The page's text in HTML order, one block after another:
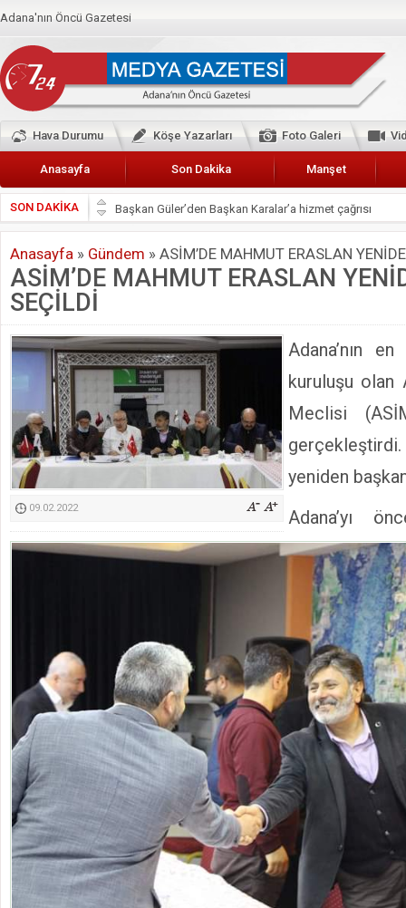
Adana'nın Öncü Gazetesi
Hava Durumu Köşe Yazarları Foto Galeri
Anasayfa Son Dakika Manşet
SON DAKİKA
Başkan Güler’den Başkan Karalar’a hizmet çağrısı
Lokantacılar ve Kebapçılar Esnaf Odası Başkanı Şefik
Hak-İş Abdurrahman Yücel
HDP İL BİNASININ ÖNÜNDE ANNELER TARİH
Hainler emellerine asla erişemeyecekler
BÖLGEMİZ ÇUKUROVA’DA 2019 YILI PAMUK
İyi Parti Yüreğir İlçe Başkanı Enis Akyürek
Kimyasallardan Koruma Derneği Başkanı Cennet Çelik
Anasayfa » Gündem » ASİM’DE MAHMUT ERASLAN
ASİM’DE MAHMUT ERASLAN
SEÇİLDİ
09.02.2022
Adana’nın
kuruluşu olan
Meclisi
yeniden
Adana’yı